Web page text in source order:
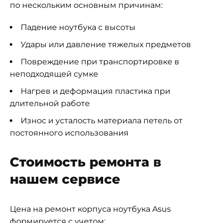
по нескольким основным причинам:
Падение ноутбука с высоты
Удары или давление тяжелых предметов
Повреждение при транспортировке в
неподходящей сумке
Нагрев и деформация пластика при
длительной работе
Износ и усталость материала петель от
постоянного использования
Стоимость ремонта в
нашем сервисе
Цена на ремонт корпуса ноутбука Asus